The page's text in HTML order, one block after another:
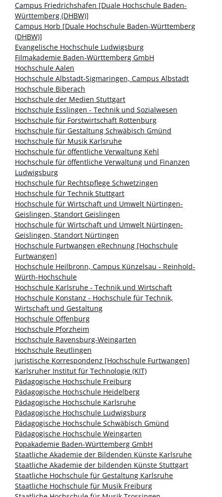
Campus Friedrichshafen [Duale Hochschule Baden-
Württemberg (DHBW)]
Campus Horb [Duale Hochschule Baden-Württemberg
(DHBW)]
Evangelische Hochschule Ludwigsburg
Filmakademie Baden-Württemberg GmbH
Hochschule Aalen
Hochschule Albstadt-Sigmaringen, Campus Albstadt
Hochschule Biberach
Hochschule der Medien Stuttgart
Hochschule Esslingen - Technik und Sozialwesen
Hochschule für Forstwirtschaft Rottenburg
Hochschule für Gestaltung Schwäbisch Gmünd
Hochschule für Musik Karlsruhe
Hochschule für öffentliche Verwaltung Kehl
Hochschule für öffentliche Verwaltung und Finanzen
Ludwigsburg
Hochschule für Rechtspflege Schwetzingen
Hochschule für Technik Stuttgart
Hochschule für Wirtschaft und Umwelt Nürtingen-
Geislingen, Standort Geislingen
Hochschule für Wirtschaft und Umwelt Nürtingen-
Geislingen, Standort Nürtingen
Hochschule Furtwangen eRechnung [Hochschule
Furtwangen]
Hochschule Heilbronn, Campus Künzelsau - Reinhold-
Würth-Hochschule
Hochschule Karlsruhe - Technik und Wirtschaft
Hochschule Konstanz - Hochschule für Technik,
Wirtschaft und Gestaltung
Hochschule Offenburg
Hochschule Pforzheim
Hochschule Ravensburg-Weingarten
Hochschule Reutlingen
juristische Korrespondenz [Hochschule Furtwangen]
Karlsruher Institut für Technologie (KIT)
Pädagogische Hochschule Freiburg
Pädagogische Hochschule Heidelberg
Pädagogische Hochschule Karlsruhe
Pädagogische Hochschule Ludwigsburg
Pädagogische Hochschule Schwäbisch Gmünd
Pädagogische Hochschule Weingarten
Popakademie Baden-Württemberg GmbH
Staatliche Akademie der Bildenden Künste Karlsruhe
Staatliche Akademie der bildenden Künste Stuttgart
Staatliche Hochschule für Gestaltung Karlsruhe
Staatliche Hochschule für Musik Freiburg